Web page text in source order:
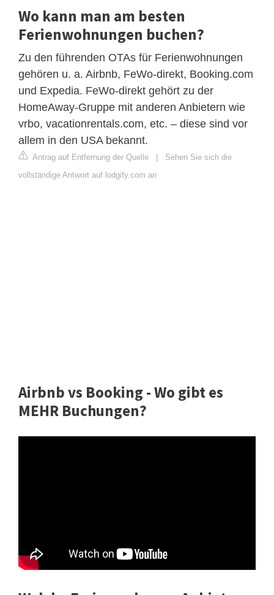
Wo kann man am besten
Ferienwohnungen buchen?
Zu den führenden OTAs für Ferienwohnungen
gehören u. a. Airbnb, FeWo-direkt, Booking.com
und Expedia. FeWo-direkt gehört zu der
HomeAway-Gruppe mit anderen Anbietern wie
vrbo, vacationrentals.com, etc. – diese sind vor
allem in den USA bekannt.
Antrag auf Entfernung der Quelle
Sehen Sie sich die
vollständige Antwort auf lodgify.com an
Airbnb vs Booking - Wo gibt es
MEHR Buchungen?